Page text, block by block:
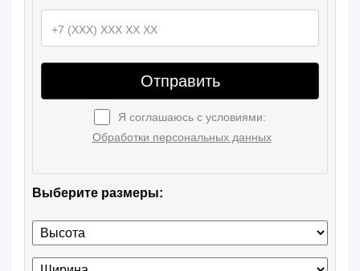
Отправить
Я соглашаюсь с условиями:
Обработки персональных данных
Выберите размеры: